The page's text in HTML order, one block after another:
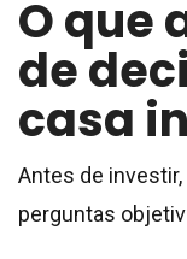
O que
de
casa
Antes de
perguntas